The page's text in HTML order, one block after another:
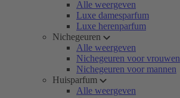
Alle weergeven
Luxe damesparfum
Luxe herenparfum
Nichegeuren
Alle weergeven
Nichegeuren voor vrouwen
Nichegeuren voor mannen
Huisparfum
Alle weergeven